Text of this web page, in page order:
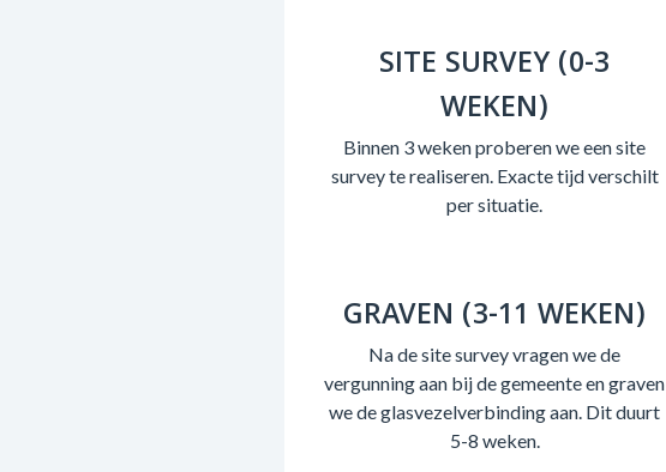
SITE SURVEY (0-3
WEKEN)
Binnen 3 weken proberen we een site
survey te realiseren. Exacte tijd verschilt
per situatie.
GRAVEN (3-11 WEKEN)
Na de site survey vragen we de
vergunning aan bij de gemeente en graven
we de glasvezelverbinding aan. Dit duurt
5-8 weken.